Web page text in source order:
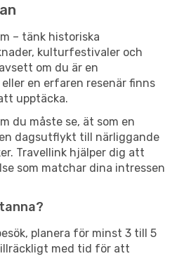
– tänk historiska
kulturfestivaler och
om du är en
en erfaren resenär finns
upptäcka.
du måste se, ät som en
dagsutflykt till närliggande
Travellink hjälper dig att
som matchar dina intressen
planera för minst 3 till 5
med tid för att